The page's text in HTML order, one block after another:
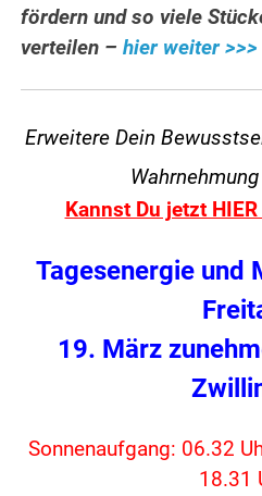
fördern und so viele
verteilen –hier weiter >>>
Erweitere Dein
Kannst Du jetzt
Tagesenergie und
19. März
Sonnenaufgang: 06.32
18.31